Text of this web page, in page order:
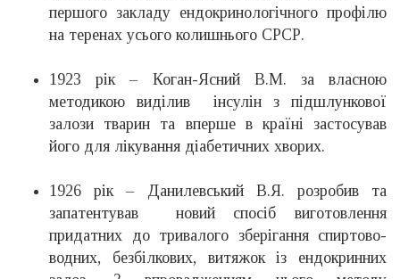
першого закладу ендокринологічного профілю
на теренах усього колишнього СРСР.
1923 рік – Коган-Ясний В.М. за власною
методикою виділив інсулін з підшлункової
залози тварин та вперше в країні застосував
його для лікування діабетичних хворих.
1926 рік – Данилевський В.Я. розробив та
запатентував новий спосіб виготовлення
придатних до тривалого зберігання спиртово-
водних, безбілкових, витяжок із ендокринних